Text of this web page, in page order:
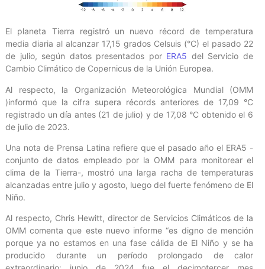
El planeta Tierra registró un nuevo récord de temperatura
media diaria al alcanzar 17,15 grados Celsuis (°C) el pasado 22
de julio, según datos presentados por ERA5 del Servicio de
Cambio Climático de Copernicus de la Unión Europea.
Al respecto, la Organización Meteorológica Mundial (OMM
)informó que la cifra supera récords anteriores de 17,09 °C
registrado un día antes (21 de julio) y de 17,08 °C obtenido el 6
de julio de 2023.
Una nota de Prensa Latina refiere que el pasado año el ERA5 -
conjunto de datos empleado por la OMM para monitorear el
clima de la Tierra-, mostró una larga racha de temperaturas
alcanzadas entre julio y agosto, luego del fuerte fenómeno de El
Niño.
Al respecto, Chris Hewitt, director de Servicios Climáticos de la
OMM comenta que este nuevo informe “es digno de mención
porque ya no estamos en una fase cálida de El Niño y se ha
producido durante un período prolongado de calor